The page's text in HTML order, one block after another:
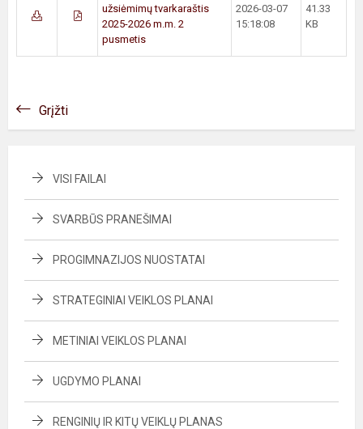
užsiėmimų tvarkaraštis
2025-2026 m.m. 2
pusmetis
2026-03-07
15:18:08
41.33
KB
Grįžti
VISI FAILAI
SVARBŪS PRANEŠIMAI
PROGIMNAZIJOS NUOSTATAI
STRATEGINIAI VEIKLOS PLANAI
METINIAI VEIKLOS PLANAI
UGDYMO PLANAI
RENGINIŲ IR KITŲ VEIKLŲ PLANAS